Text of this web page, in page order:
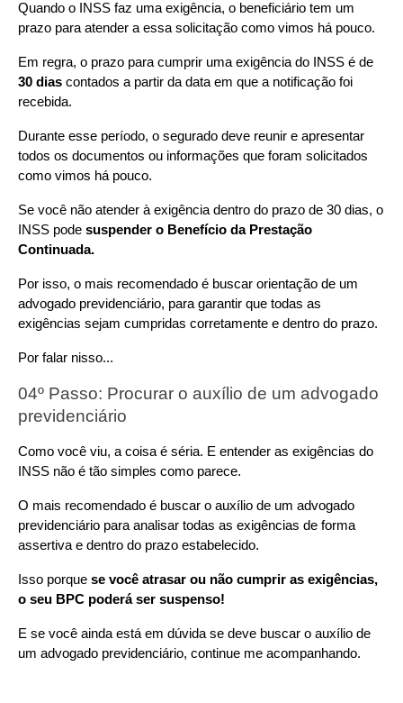
Quando o INSS faz uma exigência, o beneficiário tem um
prazo para atender a essa solicitação como vimos há pouco.
30 dias contados a partir da data em que a notificação foi
recebida.
Durante esse período, o segurado deve reunir e apresentar
todos os documentos ou informações que foram solicitados
como vimos há pouco.
Se você não atender à exigência dentro do prazo de 30 dias, o
INSS pode suspender o Benefício da Prestação
Continuada.
Por isso, o mais recomendado é buscar orientação de um
advogado previdenciário, para garantir que todas as
exigências sejam cumpridas corretamente e dentro do prazo.
Por falar nisso...
04º Passo: Procurar o auxílio de um advogado
previdenciário
Como você viu, a coisa é séria. E entender as exigências do
INSS não é tão simples como parece.
O mais recomendado é buscar o auxílio de um advogado
previdenciário para analisar todas as exigências de forma
assertiva e dentro do prazo estabelecido.
Isso porque se você atrasar ou não cumprir as exigências,
o seu BPC poderá ser suspenso!
E se você ainda está em dúvida se deve buscar o auxílio de
um advogado previdenciário, continue me acompanhando.